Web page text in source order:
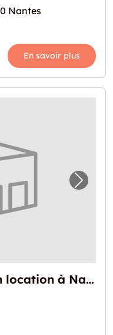
Nantes
En savoir plus
"Espace de
Espace de stockage en location à Nantes